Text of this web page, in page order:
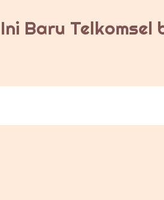
Baru Telkomsel